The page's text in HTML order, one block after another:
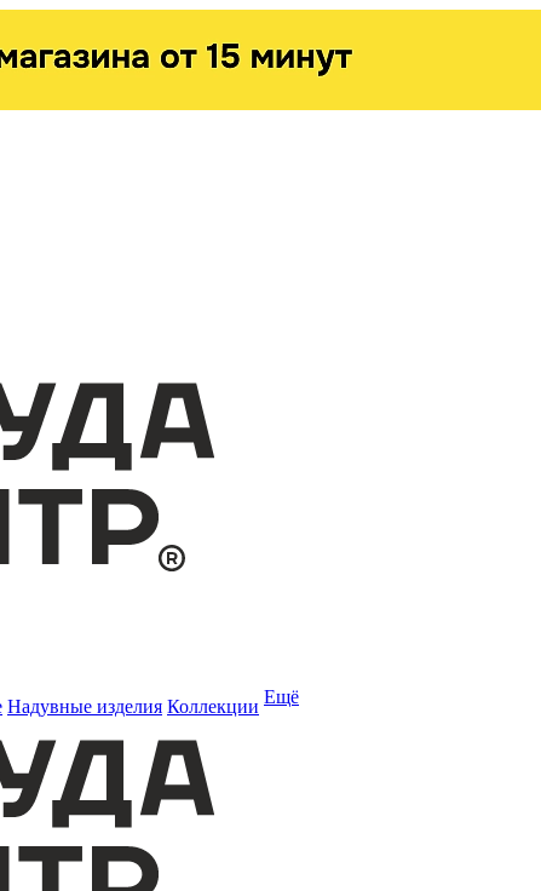
Надувные изделия Коллекции Ещё